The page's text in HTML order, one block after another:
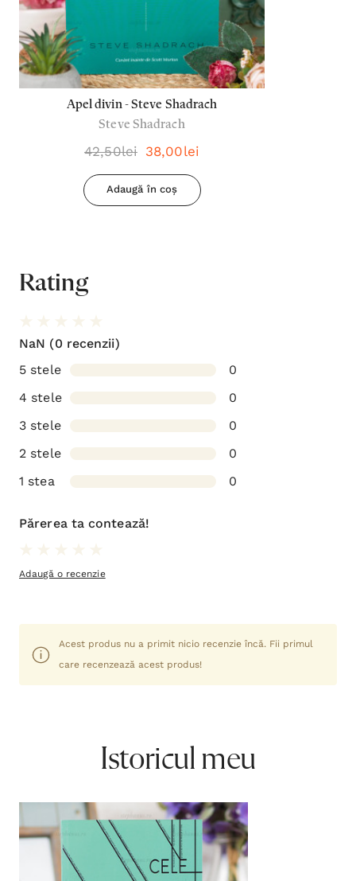
Apel divin - Steve Shadrach
Steve Shadrach
42,50lei 38,00lei
Adaugă în coș
Rating
NaN (0 recenzii)
5 stele
0
4 stele
0
3 stele
0
2 stele
0
1 stea
0
Părerea ta contează!
Adaugă o recenzie
Acest produs nu a primit nicio recenzie încă. Fii primul
care recenzează acest produs!
Istoricul meu